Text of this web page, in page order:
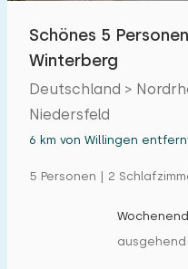
Eingeschränkte
Rollstuhlgerecht
Hilfsmittel
Schönes 5
Winterberg
Deutschland >
Niedersfeld
6 km von Willingen
5 Personen | 2
ausgehend